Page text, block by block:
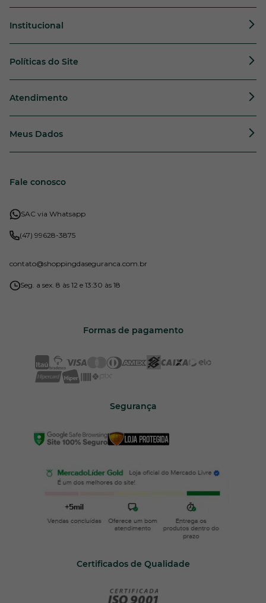
Institucional
Políticas do Site
Atendimento
Meus Dados
Fale conosco
SAC via Whatsapp
(47) 99628-3875
contato@shoppingdaseguranca.com.br
Seg. a sex. 8 às 12 e 13:30 às 18
Formas de pagamento
Segurança
Certificados de Qualidade